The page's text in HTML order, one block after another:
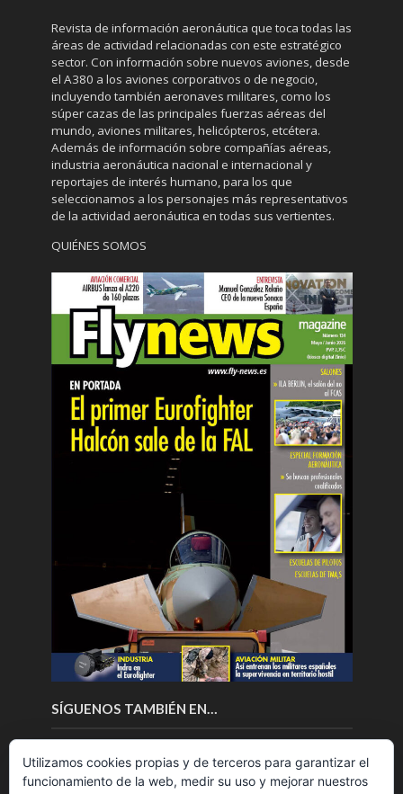
Revista de información aeronáutica que toca todas las
áreas de actividad relacionadas con este estratégico
sector. Con información sobre nuevos aviones, desde
el A380 a los aviones corporativos o de negocio,
incluyendo también aeronaves militares, como los
súper cazas de las principales fuerzas aéreas del
mundo, aviones militares, helicópteros, etcétera.
Además de información sobre compañías aéreas,
industria aeronáutica nacional e internacional y
reportajes de interés humano, para los que
seleccionamos a los personajes más representativos
de la actividad aeronáutica en todas sus vertientes.
QUIÉNES SOMOS
SÍGUENOS TAMBIÉN EN…
Utilizamos cookies propias y de terceros para garantizar el
funcionamiento de la web, medir su uso y mejorar nuestros